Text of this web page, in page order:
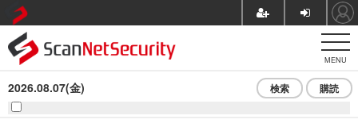
MENU
2026.08.07(金) 検索 購読